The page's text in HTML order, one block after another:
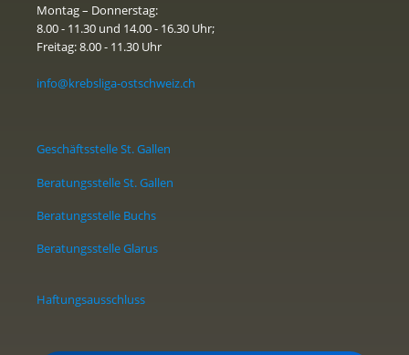
Montag – Donnerstag:
8.00 - 11.30 und 14.00 - 16.30 Uhr;
Freitag: 8.00 - 11.30 Uhr
info@krebsliga-ostschweiz.ch
Geschäftsstelle St. Gallen
Beratungsstelle St. Gallen
Beratungsstelle Buchs
Beratungsstelle Glarus
Haftungsausschluss